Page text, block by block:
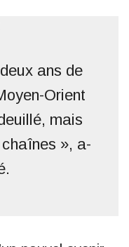
ans de
Orient
mais
», a-